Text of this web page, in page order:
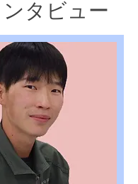
タビュー